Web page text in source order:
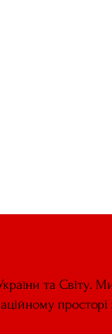
та Світу.